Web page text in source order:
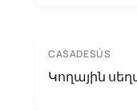
CASADESÚS
Կողային